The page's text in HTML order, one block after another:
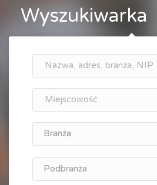
Wyszukiwarka
Branża
Podbranża